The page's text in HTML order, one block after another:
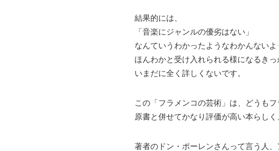
結果的には、
「音楽にジャンルの優劣はない」
なんていうわかったようなわかんないよ
ほんわかと受け入れられる様になるき
いまだに全く詳しくないです。
この「フラメンコの芸術」は、どうも
原書と併せてかなり評価が高い本らし
著者のドン・ポーレンさんって言う人